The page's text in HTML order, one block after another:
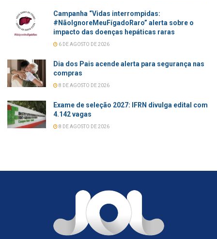
Campanha “Vidas interrompidas:
#NãoIgnoreMeuFígadoRaro” alerta sobre o
impacto das doenças hepáticas raras
6 DE AGOSTO DE 2026
Dia dos Pais acende alerta para segurança nas
compras
8 DE AGOSTO DE 2026
Exame de seleção 2027: IFRN divulga edital com
4.142 vagas
8 DE AGOSTO DE 2026